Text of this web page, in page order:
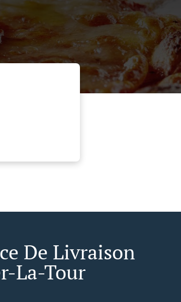
De Livraison
La-Tour